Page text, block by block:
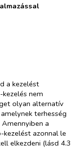
a kezelést
nem
olyan alternatív
terhesség
a
azonnal le
elkezdeni (lásd 4.3